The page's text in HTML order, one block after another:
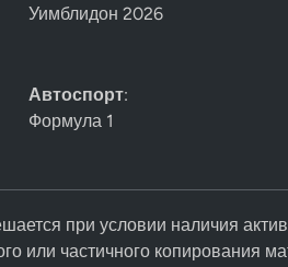
Уимблидон 2026
Автоспорт:
Формула 1
при условии наличия
или частичного копирования